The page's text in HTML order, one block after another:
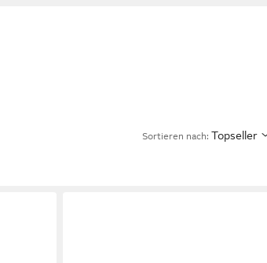
Sortieren nach: Topseller